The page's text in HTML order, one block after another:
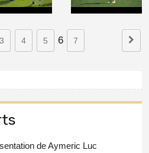
3 4 5 6 7
de Aymeric Luc